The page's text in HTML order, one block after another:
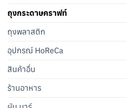
ถุงกระดาษคราฟท์
ถุงพลาสติก
อุปกรณ์ HoReCa
สินค้าอื่น
ร้านอาหาร